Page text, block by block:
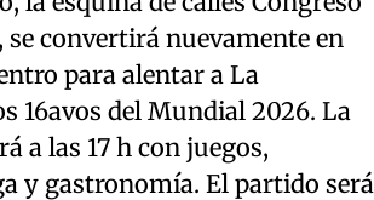
se convertirá nuevamente en
para alentar a La
16avos del Mundial 2026. La
a las 17 h con juegos,
y gastronomía. El partido será